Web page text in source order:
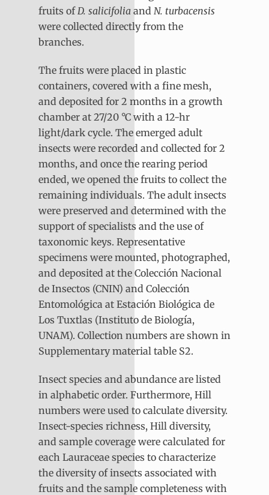
fruits ofD. salicifolia and N. turbacensis
were collected directly from the
branches.
The fruits were placed in plastic
containers, covered with a fine mesh,
and deposited for 2 months in a growth
chamber at 27/20 °C with a 12-hr
light/dark cycle. The emerged adult
insects were recorded and collected for 2
months, and once the rearing period
ended, we opened the fruits to collect the
remaining individuals. The adult insects
were preserved and determined with the
support of specialists and the use of
taxonomic keys. Representative
specimens were mounted, photographed,
and deposited at the Colección Nacional
de Insectos (CNIN) and Colección
Entomológica at Estación Biológica de
Los Tuxtlas (Instituto de Biología,
UNAM). Collection numbers are shown in
Supplementary material table S2.
Insect species and abundance are listed
in alphabetic order. Furthermore, Hill
numbers were used to calculate diversity.
Insect-species richness, Hill diversity,
and sample coverage were calculated for
each Lauraceae species to characterize
the diversity of insects associated with
fruits and the sample completeness with